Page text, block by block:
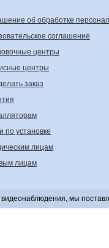
об обработке
соглашение
центры
центры
заказ
по установке
лицам
лицам
мы